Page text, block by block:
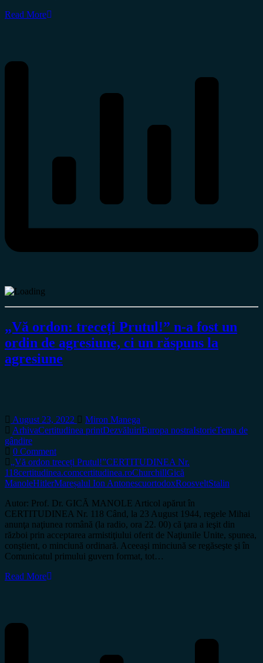
Read More
„Vă ordon: treceți Prutul!” n-a fost un
ordin de agresiune, ci un răspuns la
agresiune
August 23, 2022
Miron Manega
ArhivaCertitudinea printDezvăluiriEuropa nostraIstorieTema de
gândire
0 Comment
„Vă ordon treceți Prutul!”CERTITUDINEA Nr.
118certitudinea.comcertitudinea.roChurchillGică
ManoleHitlerMareșalul Ion AntonescuortodoxRoosveltStalin
Autor: Prof. Dr. GICĂ MANOLE Articol apărut în
CERTITUDINEA Nr. 118 Când, la 23 August 1944, regele Mihai
anunţa naţiunea română (la radio, ora 22. 00) că ţara a ieşit din
război prin acceptarea armistiţiului oferit de Naţiunile Unite, spunea,
conştient, o minciună ordinară. Aceeaşi minciună se regăseşte şi în
Comunicatul primului guvern format, tot…
Read More